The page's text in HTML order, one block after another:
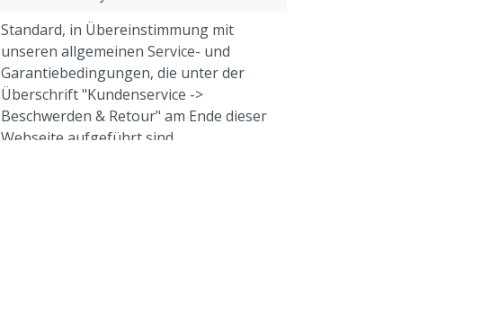
Standard, in Übereinstimmung mit
unseren allgemeinen Service- und
Garantiebedingungen, die unter der
Überschrift "Kundenservice ->
Beschwerden & Retour" am Ende dieser
Webseite aufgeführt sind.